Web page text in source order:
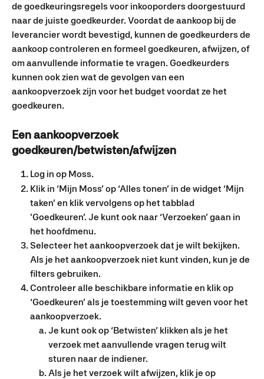
de goedkeuringsregels voor inkooporders doorgestuurd
naar de juiste goedkeurder. Voordat de aankoop bij de
leverancier wordt bevestigd, kunnen de goedkeurders de
aankoop controleren en formeel goedkeuren, afwijzen, of
om aanvullende informatie te vragen. Goedkeurders
kunnen ook zien wat de gevolgen van een
aankoopverzoek zijn voor het budget voordat ze het
goedkeuren.
Een aankoopverzoek
goedkeuren/betwisten/afwijzen
Log in op Moss.
Klik in ‘Mijn Moss’ op ‘Alles tonen’ in de widget ‘Mijn
taken’ en klik vervolgens op het tabblad
'Goedkeuren’. Je kunt ook naar ‘Verzoeken’ gaan in
het hoofdmenu.
Selecteer het aankoopverzoek dat je wilt bekijken.
Als je het aankoopverzoek niet kunt vinden, kun je de
filters gebruiken.
Controleer alle beschikbare informatie en klik op
‘Goedkeuren’ als je toestemming wilt geven voor het
aankoopverzoek.
Je kunt ook op ‘Betwisten’ klikken als je het
verzoek met aanvullende vragen terug wilt
sturen naar de indiener.
Als je het verzoek wilt afwijzen, klik je op